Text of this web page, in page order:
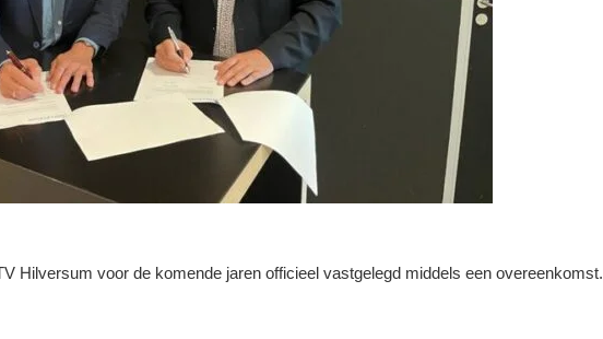
Hilversum voor de komende jaren officieel vastgelegd middels een overeenkomst.